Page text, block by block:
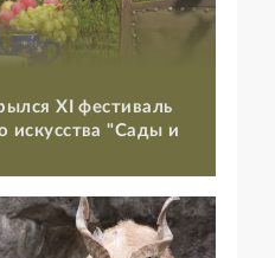
XI фестиваль
искусства "Сады и